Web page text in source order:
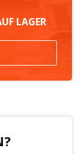
LAGER